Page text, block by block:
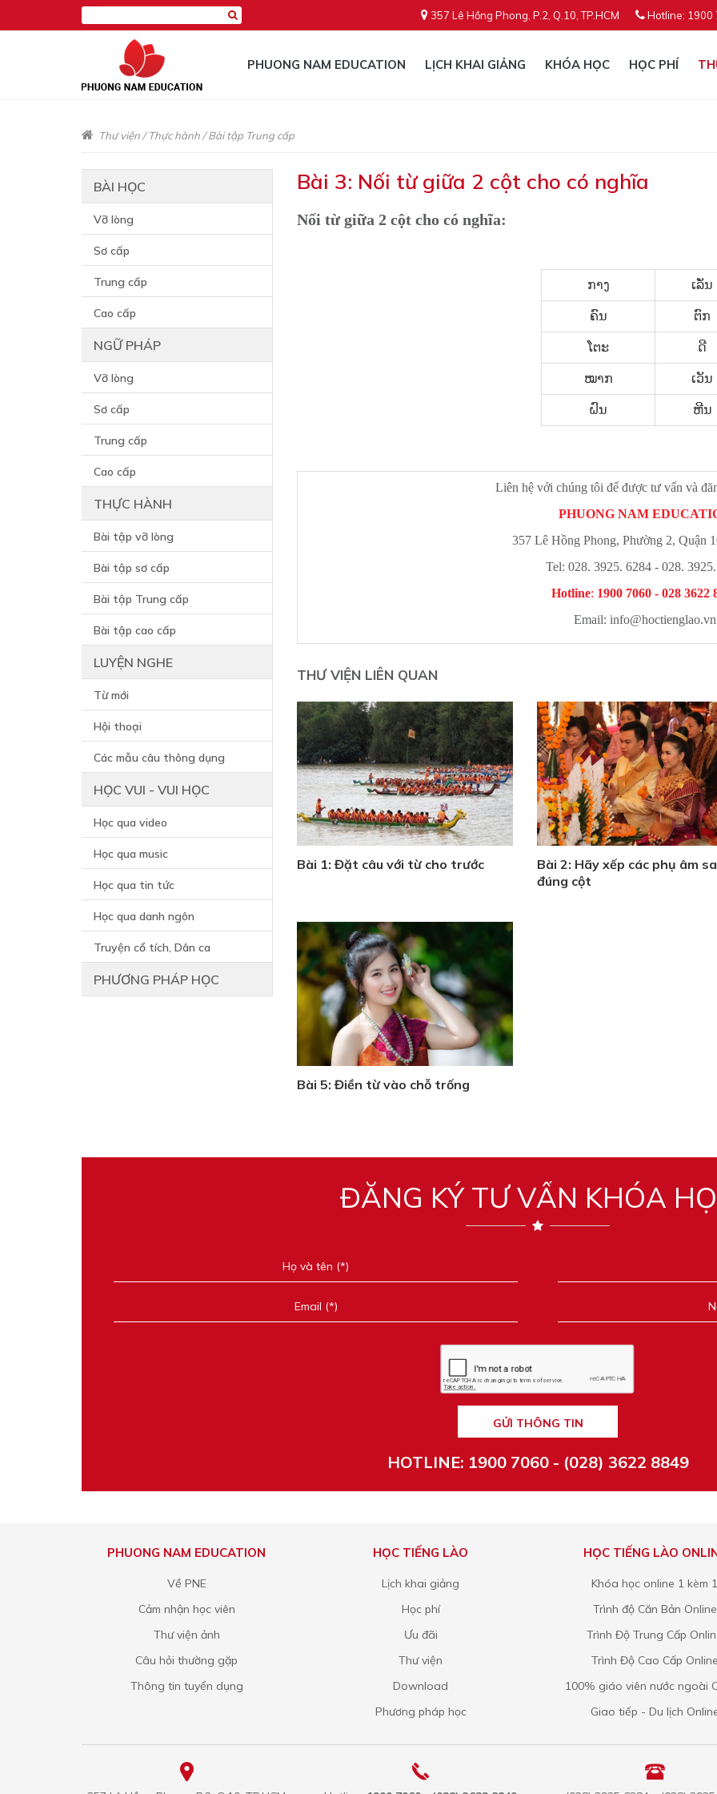
357 Lê Hồng Phong, P.2, Q.10, TP.HCM Hotline: 1900
PHUONG NAM EDUCATION LỊCH KHAI GIẢNG KHÓA HỌC HỌC PHÍ
Thư viện/Thực hành/Bài tập Trung cấp
BÀI HỌC
Vỡ lòng
Sơ cấp
Trung cấp
Cao cấp
NGỮ PHÁP
Vỡ lòng
Sơ cấp
Trung cấp
Cao cấp
THỰC HÀNH
Bài tập vỡ lòng
Bài tập sơ cấp
Bài tập Trung cấp
Bài tập cao cấp
LUYỆN NGHE
Từ mới
Hội thoại
Các mẫu câu thông dụng
HỌC VUI - VUI HỌC
Học qua video
Học qua music
Học qua tin tức
Học qua danh ngôn
Truyện cổ tích, Dân ca
PHƯƠNG PHÁP HỌC
Bài 3: Nối từ giữa 2 cột cho có nghĩa
Nối từ giữa 2 cột cho có nghĩa:
ກາງ ເລັ່ນ
ຄົນ ຕົກ
ໂຕະ ດີ
ໝາກ ເວັນ
ຝົນ ຫີນ
Liên hệ với chúng tôi để được tư vấn và
PHUONG NAM
357 Lê Hồng Phong, Phường 2, Quận
Tel: 028. 3925. 6284 - 028.
Hotline: 1900 7060 - 028 3622
Email:info@hoctienglao.vn
THƯ VIỆN LIÊN QUAN
Bài 1: Đặt câu với từ cho trước
Bài 2: Hãy xếp các phụ âm
đúng cột
Bài 5: Điền từ vào chỗ trống
ĐĂNG KÝ TƯ VẤN KHÓA
GỬI THÔNG TIN
HOTLINE: 1900 7060 - (028) 3622 8849
PHUONG NAM EDUCATION
Về PNE
Cảm nhận học viên
Thư viện ảnh
Câu hỏi thường gặp
Thông tin tuyển dụng
HỌC TIẾNG LÀO
Lịch khai giảng
Học phí
Ưu đãi
Thư viện
Download
Phương pháp học
HỌC TIẾNG LÀO
Khóa học online 1 kèm
Trình độ Căn Bản Online
Trình Độ Trung Cấp
Trình Độ Cao Cấp
100% giáo viên nước ngoài
Giao tiếp - Du lịch